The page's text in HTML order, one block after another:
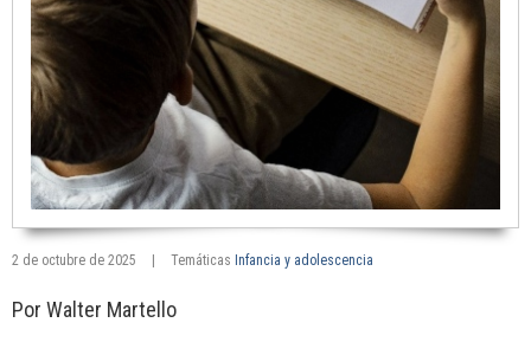
2 de octubre de 2025 Temáticas Infancia y adolescencia
Por Walter Martello